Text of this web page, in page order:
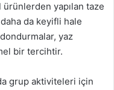
ürünlerden yapılan taze
da keyifli hale
yaz
bir tercihtir.
grup aktiviteleri için